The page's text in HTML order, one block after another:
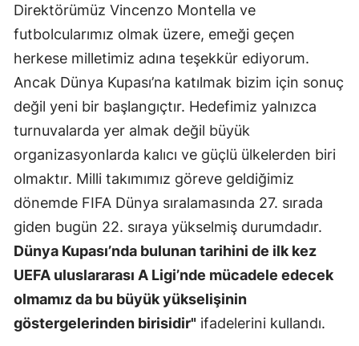
Sakarya
Samsun
Sivas
Tekirdağ
Tokat
Trabzon
Şanlıurfa
Direktörümüz Vincenzo Montella ve
futbolcularımız olmak üzere, emeği geçen
herkese milletimiz adına teşekkür ediyorum.
Ancak Dünya Kupası’na katılmak bizim için sonuç
değil yeni bir başlangıçtır. Hedefimiz yalnızca
turnuvalarda yer almak değil büyük
organizasyonlarda kalıcı ve güçlü ülkelerden biri
olmaktır. Milli takımımız göreve geldiğimiz
dönemde FIFA Dünya sıralamasında 27. sırada
giden bugün 22. sıraya yükselmiş durumdadır.
Dünya Kupası’nda bulunan tarihini de ilk kez
UEFA uluslararası A Ligi’nde mücadele edecek
olmamız da bu büyük yükselişinin
göstergelerinden birisidir" ifadelerini kullandı.